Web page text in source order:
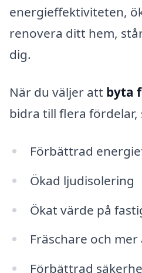
energieffektiviteten,
renovera ditt hem,
dig.
När du väljer att byta
bidra till flera fördelar,
Förbättrad
Ökad ljudisolering
Ökat värde på
Fräschare och
Förbättrad